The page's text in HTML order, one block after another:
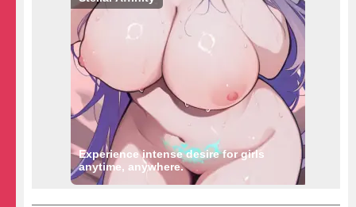
Experience intense desire for girls
anytime, anywhere.